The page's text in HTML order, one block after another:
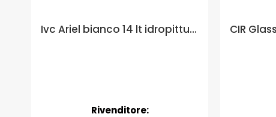
Ivc Ariel bianco 14 lt idropittura lavabile coprente
Rivenditore: